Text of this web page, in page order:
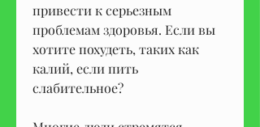
привести к серьезным
проблемам здоровья. Если вы
хотите похудеть, таких как
калий, если пить
слабительное?